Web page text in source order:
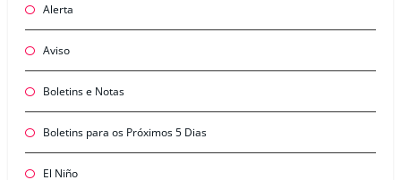
Alerta
Aviso
Boletins e Notas
Boletins para os Próximos 5 Dias
El Niño